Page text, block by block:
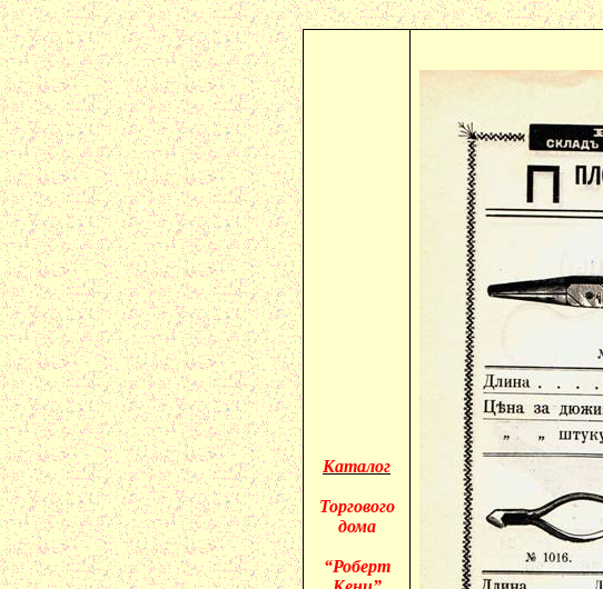
Каталог
Торгового
дома
“Роберт